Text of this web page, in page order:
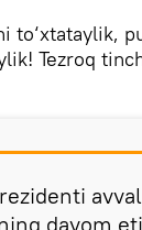
to‘xtataylik,
Tezroq
davom